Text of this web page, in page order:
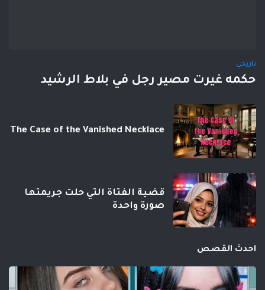
تاريخي
حكمه غيرت مصير رجل في بلاط الرشيد
The Case of the Vanished Necklace
قضية الفتاة التي حلت جريمتها
صورة واحدة
احدث القصص